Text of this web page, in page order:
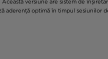
aderență optimă în timpul